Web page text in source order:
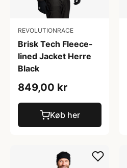
REVOLUTIONRACE
Brisk Tech Fleece-
lined Jacket Herre
Black
849,00 kr
Køb her